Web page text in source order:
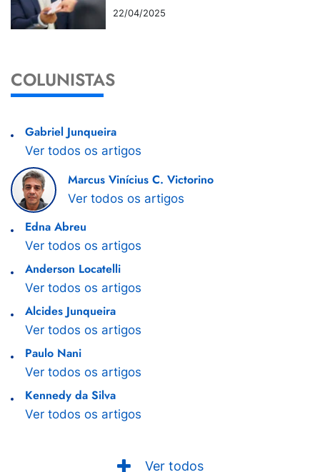
22/04/2025
COLUNISTAS
Gabriel Junqueira
Ver todos os artigos
Marcus Vinícius C. Victorino
Ver todos os artigos
Edna Abreu
Ver todos os artigos
Anderson Locatelli
Ver todos os artigos
Alcides Junqueira
Ver todos os artigos
Paulo Nani
Ver todos os artigos
Kennedy da Silva
Ver todos os artigos
Ver todos